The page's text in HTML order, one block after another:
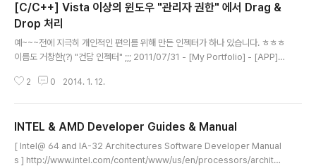
hemida 가 제공하는 가상의 CPU 머신을 통해서 실행이
됩니다. VM 으로 실행되는 코드의 경우 우리가 흔히 인지
하는 Intel CPU 명령과는 달라서... 실행되는 과정을 분석
하기가 매우 까다롭습니다. ( 실제 소스코드 상에서 입력한
코드에 대한 디버깅이 거의 불가능합니다.. ^^;;; ) 이런 강
력함으로 인해 강력..
[C/C++] Vista 이상의 윈도우 "관리자 권한" 에서 Drag &
Drop 처리
예~~~전에 지극히 개인적인 편의를 위해 만든 인젝터가 하나 있습니다. ㅎㅎㅎ
이름도 거창한(?) "건담 인젝터" ;;; 2011/07/31 - [My Portfolio] - [APP]
Drop" 인데요~~ ( 기존의 다른 인젝터들을 쓸 때 매번 버튼을 눌러서 인젝션
한 OS 가 XP 였기에~ 별다른 불편함없이 잘 썼습니다. 그러다가 이런저런 이
유로 몇 달 전부터 주 작업 OS 를 Win7 으로 바꿨는데~ 인젝터를 '관리자 권한
으로 실행' 만 ..
2 0 2014. 1. 12.
INTEL & AMD Developer Guides & Manual
[ Intel@ 64 and IA-32 Architectures Software Developer Manual
s ] http://www.intel.com/content/www/us/en/processors/architec